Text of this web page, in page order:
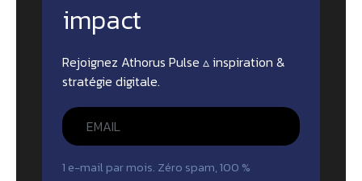
impact
Rejoignez Athorus Pulse ▵ inspiration &
stratégie digitale.
1 e-mail par mois. Zéro spam, 100 %